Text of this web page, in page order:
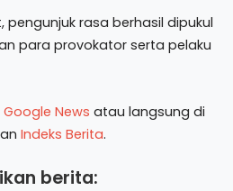
pengunjuk rasa berhasil dipukul
para provokator serta pelaku
Google News atau langsung di
Indeks Berita.
berita: